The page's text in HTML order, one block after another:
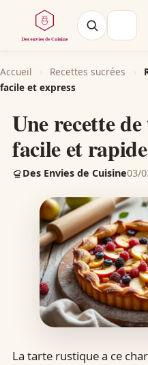
Accueil › Recettes sucrées ›
facile et express
Une recette
facile et rapide
Des Envies de Cuisine03/
La tarte rustique a ce